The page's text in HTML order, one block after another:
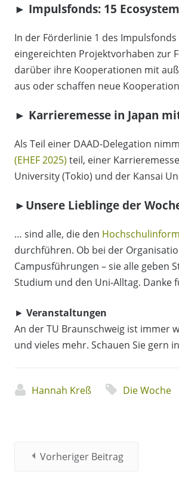
► Impulsfonds: 15
In der Förderlinie 1 des
eingereichten Projektvorhaben zur
darüber ihre Kooperationen mit
aus oder schaffen neue
► Karrieremesse in Japan
Als Teil einer DAAD-Delegation
(EHEF 2025) teil, einer
University (Tokio) und der Kansai
►Unsere Lieblinge der
… sind alle, die den
durchführen. Ob bei der
Campusführungen – sie alle geben
Studium und den Uni-Alltag. Danke
► Veranstaltungen
An der TU Braunschweig ist immer
und vieles mehr. Schauen Sie gern
Hannah Kreß Die Woche
Vorheriger Beitrag